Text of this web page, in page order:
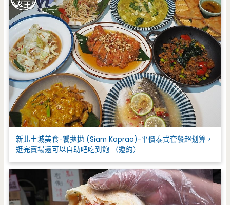
新北土城美食-饗拋拋 (Siam Kaprao)-平價泰式套餐超划算，
逛完賣場還可以自助吧吃到飽 （邀約）